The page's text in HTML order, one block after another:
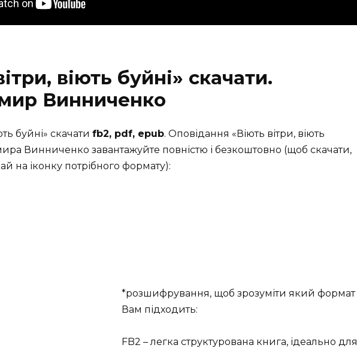
віють буйні» скачати.
Винниченко
буйні» скачати fb2, pdf, epub. Оповідання «Віють вітри, віють
Винниченко завантажуйте повністю і безкоштовно (щоб скачати,
на іконку потрібного формату):
*розшифрування, щоб зрозуміти який формат
Вам підходить:
FB2 – легка структурована книга, ідеально для